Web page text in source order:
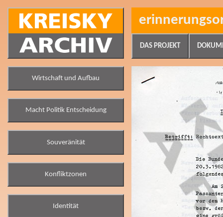
DAS PROJEKT
Wirtschaft und Aufbau
Macht Politik Entscheidung
Souveränität
Konfliktzonen
Identität